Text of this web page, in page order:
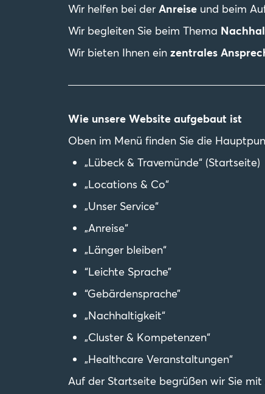
Wir helfen bei derAnreise und beim
Wir begleiten Sie beim Thema
Wir bieten Ihnen einzentrales
Wie unsere Website aufgebaut ist
Oben im Menü finden Sie die
„Lübeck & Travemünde“ (Startseite)
„Locations & Co“
„Unser Service“
„Anreise“
„Länger bleiben“
“Leichte Sprache”
“Gebärdensprache”
„Nachhaltigkeit“
„Cluster & Kompetenzen“
„Healthcare Veranstaltungen“
Auf der Startseite begrüßen wir Sie